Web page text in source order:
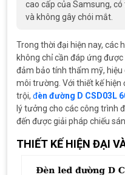
cao cấp của Samsung,
và không gây chói mắt.
Trong thời đại hiện nay, các
không chỉ cần đáp ứng
đảm bảo tính thẩm mỹ,
môi trường. Với thiết kế hiện
trội, đèn đường D CSD03L
lý tưởng cho các công trình
đến được giải pháp chiếu
THIẾT KẾ HIỆN ĐẠI